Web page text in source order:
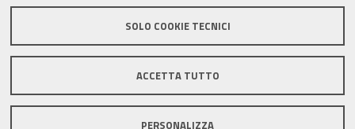
SOLO COOKIE TECNICI
ACCETTA TUTTO
PERSONALIZZA
Iscriviti alla nostra newsletter
Comune di Fiorano Modenese, Piazza Ciro Menotti, 1 -
41042 Fiorano Modenese (Mo) C.F. 84001590367 - P.IVA
00299940361 - PEC:comunefiorano@cert.fiorano.it